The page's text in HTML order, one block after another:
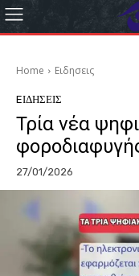
Home Eιδησεις
EΙΔΗΣΕΙΣ
Τρία νέα
27/01/2026